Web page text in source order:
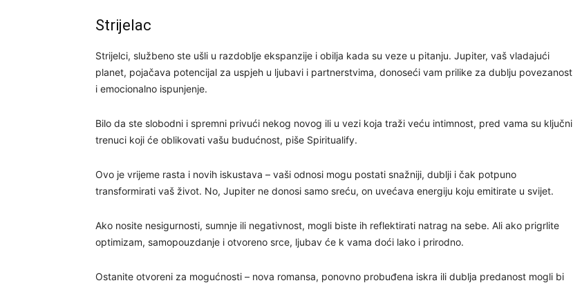
Strijelac
Strijelci, službeno ste ušli u razdoblje ekspanzije i obilja kada su veze u pitanju. Jupiter, vaš vladajući
planet, pojačava potencijal za uspjeh u ljubavi i partnerstvima, donoseći vam prilike za dublju povezanost
i emocionalno ispunjenje.
Bilo da ste slobodni i spremni privući nekog novog ili u vezi koja traži veću intimnost, pred vama su ključni
trenuci koji će oblikovati vašu budućnost, piše Spiritualify.
Ovo je vrijeme rasta i novih iskustava – vaši odnosi mogu postati snažniji, dublji i čak potpuno
transformirati vaš život. No, Jupiter ne donosi samo sreću, on uvećava energiju koju emitirate u svijet.
Ako nosite nesigurnosti, sumnje ili negativnost, mogli biste ih reflektirati natrag na sebe. Ali ako prigrlite
optimizam, samopouzdanje i otvoreno srce, ljubav će k vama doći lako i prirodno.
Ostanite otvoreni za mogućnosti – nova romansa, ponovno probuđena iskra ili dublja predanost mogli bi